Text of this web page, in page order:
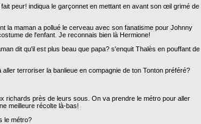
peur! indiqua le garçonnet en mettant en avant son œil grimé de
la maman a pollué le cerveau avec son fanatisme pour Johnny
de l'enfant. Je reconnais bien là Hermione!
dit qu'il est plus beau que papa? s'enquit Thalès en pouffant de
terroriser la banlieue en compagnie de ton Tonton préféré?
richards près de leurs sous. On va prendre le métro pour aller
meilleure récolte là-bas!
le métro?